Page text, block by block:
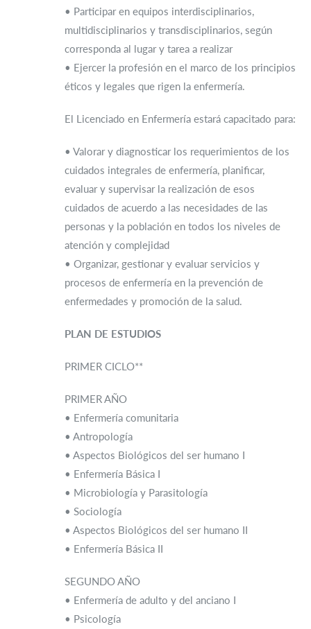
• Participar en equipos interdisciplinarios,
multidisciplinarios y transdisciplinarios, según
corresponda al lugar y tarea a realizar
• Ejercer la profesión en el marco de los principios
éticos y legales que rigen la enfermería.
El Licenciado en Enfermería estará capacitado para:
• Valorar y diagnosticar los requerimientos de los
cuidados integrales de enfermería, planificar,
evaluar y supervisar la realización de esos
cuidados de acuerdo a las necesidades de las
personas y la población en todos los niveles de
atención y complejidad
• Organizar, gestionar y evaluar servicios y
procesos de enfermería en la prevención de
enfermedades y promoción de la salud.
PLAN DE ESTUDIOS
PRIMER CICLO**
PRIMER AÑO
• Enfermería comunitaria
• Antropología
• Aspectos Biológicos del ser humano I
• Enfermería Básica I
• Microbiología y Parasitología
• Sociología
• Aspectos Biológicos del ser humano II
• Enfermería Básica II
SEGUNDO AÑO
• Enfermería de adulto y del anciano I
• Psicología